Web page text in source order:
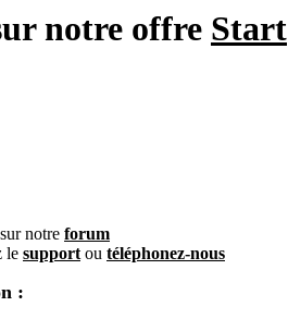
notre offre Start
notre forum
le support ou téléphonez-nous
: